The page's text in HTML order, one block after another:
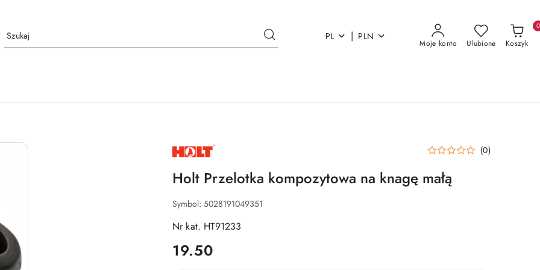
PL | PLN
Moje konto Ulubione Koszyk
0
NAZWA
PRODUCENTA: (0)
Holt Przelotka kompozytowa na knagę małą
Symbol: 5028191049351
Nr kat. HT91233
cena:
19.50